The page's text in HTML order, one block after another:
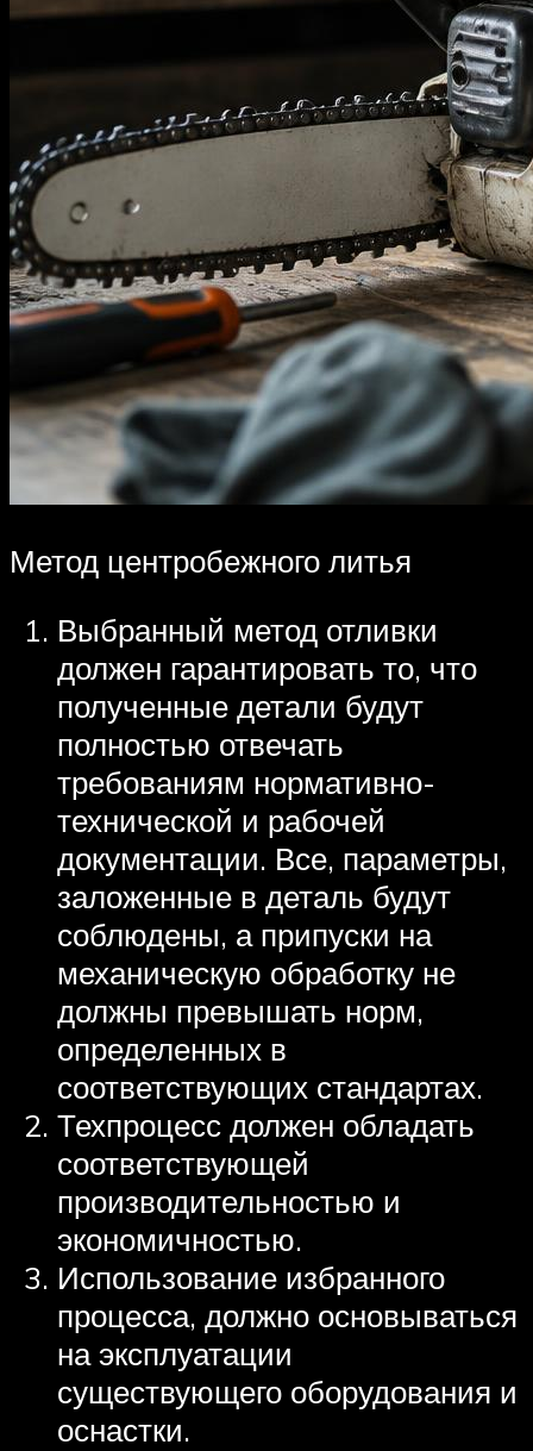
Метод центробежного литья
Выбранный метод отливки
должен гарантировать то, что
полученные детали будут
полностью отвечать
требованиям нормативно-
технической и рабочей
документации. Все, параметры,
заложенные в деталь будут
соблюдены, а припуски на
механическую обработку не
должны превышать норм,
определенных в
соответствующих стандартах.
Техпроцесс должен обладать
соответствующей
производительностью и
экономичностью.
Использование избранного
процесса, должно основываться
на эксплуатации
существующего оборудования и
оснастки.